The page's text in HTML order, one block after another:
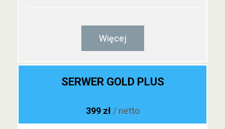
Więcej
SERWER GOLD PLUS
399 zł / netto